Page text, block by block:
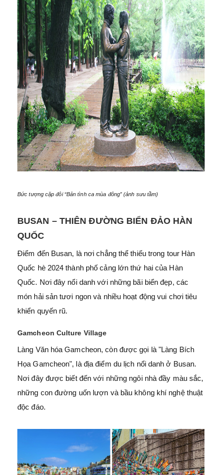
Bức tượng cặp đôi “Bản tình ca mùa đông” (ảnh sưu tầm)
BUSAN – THIÊN ĐƯỜNG BIỂN ĐẢO HÀN
QUỐC
Điểm đến Busan, là nơi chẳng thể thiếu trong tour Hàn
Quốc hè 2024 thành phố cảng lớn thứ hai của Hàn
Quốc. Nơi đây nổi danh với những bãi biển đẹp, các
món hải sản tươi ngon và nhiều hoạt động vui chơi tiêu
khiển quyến rũ.
Gamcheon Culture Village
Làng Văn hóa Gamcheon, còn được gọi là "Làng Bích
Họa Gamcheon", là địa điểm du lịch nổi danh ở Busan.
Nơi đây được biết đến với những ngôi nhà đầy màu sắc,
những con đường uốn lượn và bầu không khí nghệ thuật
độc đáo.